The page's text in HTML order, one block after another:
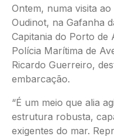
Ontem, numa visita
Oudinot, na Gafanha
Capitania do Porto de
Polícia Marítima de
Ricardo Guerreiro,
embarcação.
“É um meio que alia
estrutura robusta,
exigentes do mar.